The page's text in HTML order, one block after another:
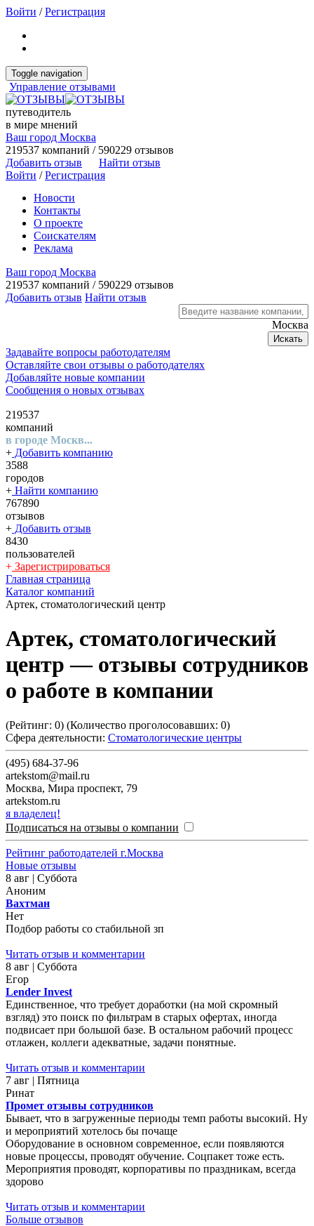
Войти /Регистрация
Toggle navigation
Управление отзывами
путеводитель
в мире мнений
Ваш город Москва
219537 компаний / 590229 отзывов
Добавить отзыв
Найти отзыв
Войти /Регистрация
Новости
Контакты
О проекте
Соискателям
Реклама
Ваш город Москва
219537 компаний / 590229 отзывов
Добавить отзыв Найти отзыв
Москва
Искать
Задавайте вопросы работодателям
Оставляйте свои отзывы о работодателях
Добавляйте новые компании
Сообщения о новых отзывах
219537
компаний
в городе Москв...
+ Добавить компанию
3588
городов
+ Найти компанию
767890
отзывов
+ Добавить отзыв
8430
пользователей
+ Зарегистрироваться
Главная страница
Каталог компаний
Артек, стоматологический центр
Артек, стоматологический
центр — отзывы сотрудников
о работе в компании
(Рейтинг: 0) (Количество проголосовавших: 0)
Сфера деятельности: Стоматологические центры
(495) 684-37-96
artekstom@mail.ru
Москва, Мира проспект, 79
artekstom.ru
я владелец!
Подписаться на отзывы о компании
Рейтинг работодателей г.Москва
Новые отзывы
8 авг | Суббота
Аноним
Вахтман
Нет
Подбор работы со стабильной зп
Читать отзыв и комментарии
8 авг | Суббота
Егор
Lender Invest
Единственное, что требует доработки (на мой скромный
взгляд) это поиск по фильтрам в старых офертах, иногда
подвисает при большой базе. В остальном рабочий процесс
отлажен, коллеги адекватные, задачи понятные.
Читать отзыв и комментарии
7 авг | Пятница
Ринат
Промет отзывы сотрудников
Бывает, что в загруженные периоды темп работы высокий. Ну
и мероприятий хотелось бы почаще
Оборудование в основном современное, если появляются
новые процессы, проводят обучение. Соцпакет тоже есть.
Мероприятия проводят, корпоративы по праздникам, всегда
здорово
Читать отзыв и комментарии
Больше отзывов